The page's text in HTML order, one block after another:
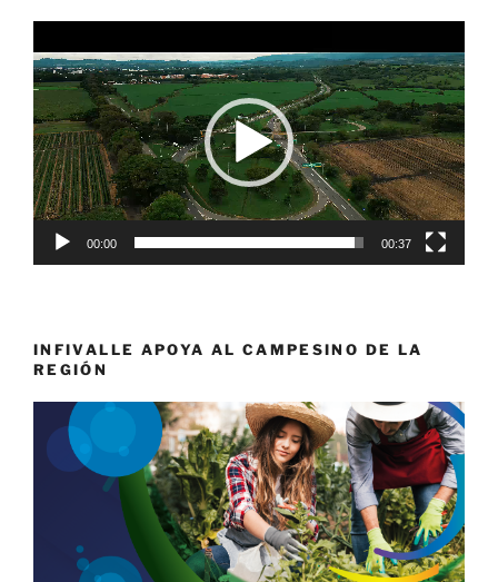
de
vídeo
00:00 00:37
INFIVALLE APOYA AL CAMPESINO DE LA
REGIÓN